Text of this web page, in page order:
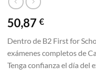
50,87 €
Dentro de B2 First for
exámenes completos de
Tenga confianza el día del